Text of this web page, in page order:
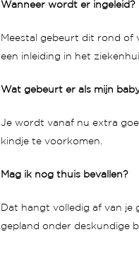
Wanneer wordt er ingeleid?
Meestal gebeurt dit rond of
een inleiding in het
Wat gebeurt er als mijn
Je wordt vanaf nu extra
kindje te voorkomen.
Mag ik nog thuis bevallen?
Dat hangt volledig af van
gepland onder deskundige